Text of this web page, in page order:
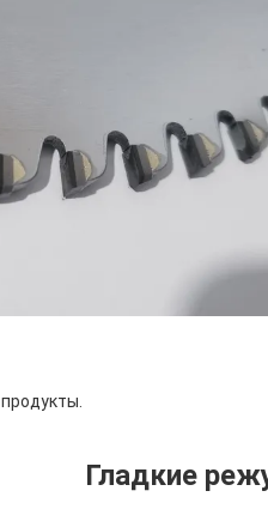
продукты.
Гладкие